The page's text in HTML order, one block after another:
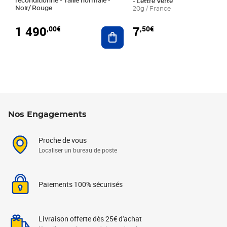
Noir/ Rouge
1 490,00€ Ajouter au panier
20g / France
7,50€
Nos Engagements
Proche de vous
Localiser un bureau de poste
Paiements 100% sécurisés
Livraison offerte dès 25€ d'achat